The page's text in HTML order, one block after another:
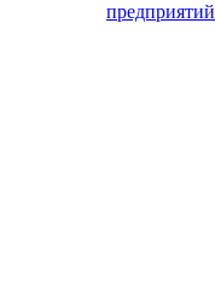
предприятий